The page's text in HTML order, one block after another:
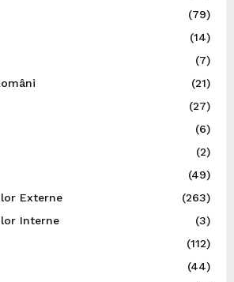
(79)
(14)
(7)
(21)
(27)
(6)
(2)
(49)
Externe
(263)
Interne
(3)
(112)
(44)